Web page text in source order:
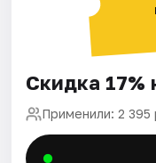
Скидка 17%
Применили: 2 395